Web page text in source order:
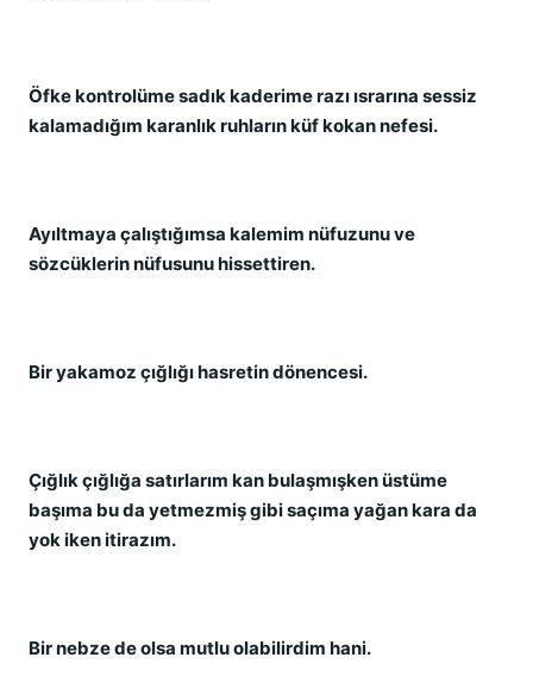
Öfke kontrolüme sadık kaderime razı ısrarına sessiz
kalamadığım karanlık ruhların küf kokan nefesi.
Ayıltmaya çalıştığımsa kalemim nüfuzunu ve
sözcüklerin nüfusunu hissettiren.
Bir yakamoz çığlığı hasretin dönencesi.
Çığlık çığlığa satırlarım kan bulaşmışken üstüme
başıma bu da yetmezmiş gibi saçıma yağan kara da
yok iken itirazım.
Bir nebze de olsa mutlu olabilirdim hani.